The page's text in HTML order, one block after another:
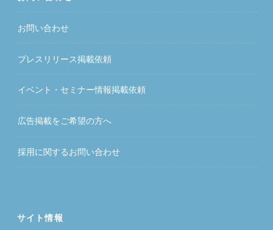
お問い合わせ
プレスリリース掲載依頼
イベント・セミナー情報掲載依頼
広告掲載をご希望の方へ
採用に関するお問い合わせ
サイト情報